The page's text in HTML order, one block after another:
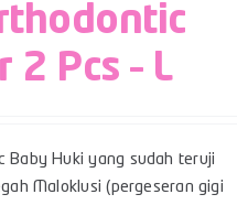
2 Pcs – L
Baby Huki yang sudah teruji
Maloklusi (pergeseran gigi